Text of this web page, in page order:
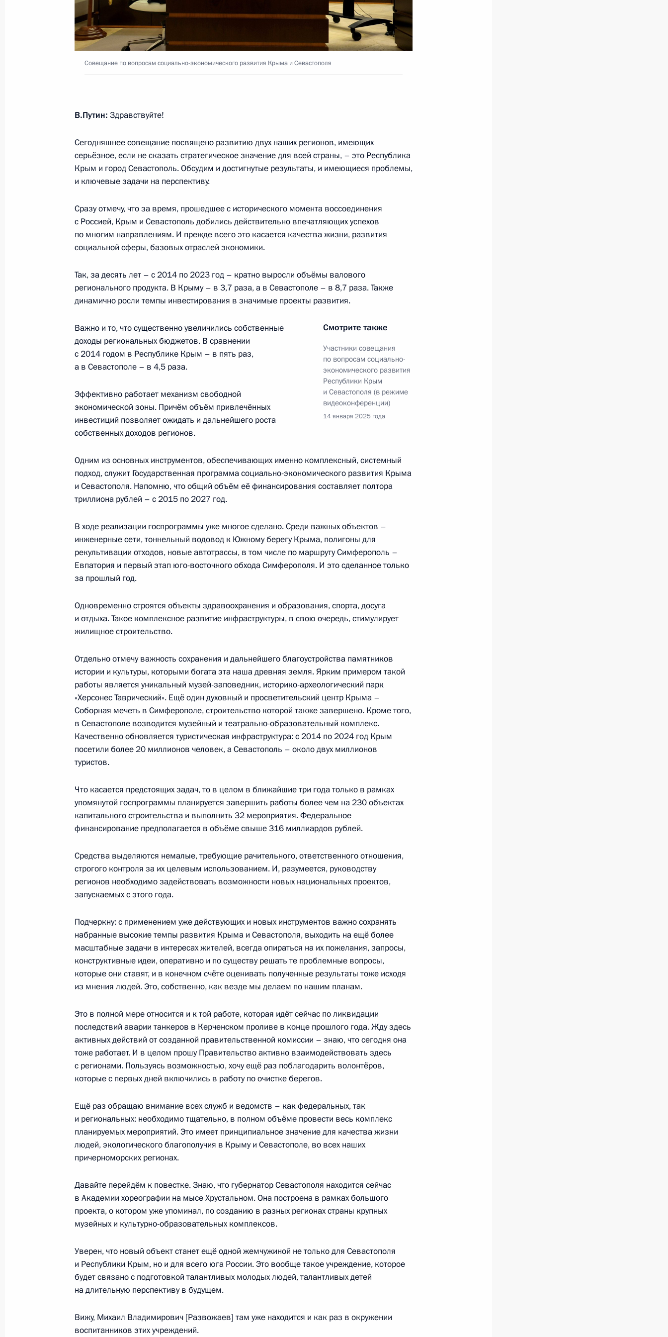
15 сентября 2025 года, 16:05
Совещание по вопросам социально-экономического развития
Крыма и Севастополя
18 апреля 2024 года, 17:15
Президенту доложено о ситуации со стихийными бедствиями
27 ноября 2023 года, 14:30
19 июля 2023 года, 20:45
Совещание по ситуации в районе Крымского моста
17 июля 2023 года, 20:00
Совещание с членами Правительства
4 июля 2023 года, 16:10
Крыма и Севастополя
17 марта 2023 года, 18:05
Рабочая поездка Марии Львовой-Беловой в новые субъекты
России, Крым и Севастополь
6 февраля 2023 года, 20:00
Совещание по вопросам восстановления жилой инфраструктуры
1 февраля 2023 года, 17:50
Совещание по вопросам социально-экономического развития
Крыма и Севастополя
17 марта 2022 года, 16:15
Совещание с членами Правительства
23 июня 2021 года, 16:00
Встреча с главой Республики Крым Сергеем Аксёновым
19 марта 2020 года, 11:00
Встреча с главой Республики Крым Сергеем Аксёновым
12 августа 2019 года, 13:30
Герман Клименко посетил Республику Крым
18 января 2018 года, 20:00
Открыт газопровод Краснодарский край – Крым
27 декабря 2016 года, 13:15
Встреча с главой Республики Крым Сергеем Аксёновым
12 ноября 2016 года, 16:20
Показать предыдущие материалы
Встреча с военнослужащими Военно-Морского Флота
26 июля 2026 года
Разделы сайта
России
События
Структура
Информационные
ресурсы
Президента России
Президент России
Текущий ресурс
Официальные
MAX
Правовая и
О портале
Совещание по вопросам социально-экономического развития Крыма и Севастополя
В.Путин: Здравствуйте!
Сегодняшнее совещание посвящено развитию двух наших регионов, имеющих
серьёзное, если не сказать стратегическое значение для всей страны, – это Республика
Крым и город Севастополь. Обсудим и достигнутые результаты, и имеющиеся проблемы,
и ключевые задачи на перспективу.
Сразу отмечу, что за время, прошедшее с исторического момента воссоединения
с Россией, Крым и Севастополь добились действительно впечатляющих успехов
по многим направлениям. И прежде всего это касается качества жизни, развития
социальной сферы, базовых отраслей экономики.
Так, за десять лет – с 2014 по 2023 год – кратно выросли объёмы валового
регионального продукта. В Крыму – в 3,7 раза, а в Севастополе – в 8,7 раза. Также
динамично росли темпы инвестирования в значимые проекты развития.
Смотрите также
Участники совещания
по вопросам социально-
экономического развития
Республики Крым
и Севастополя (в режиме
видеоконференции)
14 января 2025 года
Важно и то, что существенно увеличились собственные
доходы региональных бюджетов. В сравнении
с 2014 годом в Республике Крым – в пять раз,
а в Севастополе – в 4,5 раза.
Эффективно работает механизм свободной
экономической зоны. Причём объём привлечённых
инвестиций позволяет ожидать и дальнейшего роста
собственных доходов регионов.
Одним из основных инструментов, обеспечивающих именно комплексный, системный
подход, служит Государственная программа социально-экономического развития Крыма
и Севастополя. Напомню, что общий объём её финансирования составляет полтора
триллиона рублей – с 2015 по 2027 год.
В ходе реализации госпрограммы уже многое сделано. Среди важных объектов –
инженерные сети, тоннельный водовод к Южному берегу Крыма, полигоны для
рекультивации отходов, новые автотрассы, в том числе по маршруту Симферополь –
Евпатория и первый этап юго-восточного обхода Симферополя. И это сделанное только
за прошлый год.
Одновременно строятся объекты здравоохранения и образования, спорта, досуга
и отдыха. Такое комплексное развитие инфраструктуры, в свою очередь, стимулирует
жилищное строительство.
Отдельно отмечу важность сохранения и дальнейшего благоустройства памятников
истории и культуры, которыми богата эта наша древняя земля. Ярким примером такой
работы является уникальный музей-заповедник, историко-археологический парк
«Херсонес Таврический». Ещё один духовный и просветительский центр Крыма –
Соборная мечеть в Симферополе, строительство которой также завершено. Кроме того,
в Севастополе возводится музейный и театрально-образовательный комплекс.
Качественно обновляется туристическая инфраструктура: с 2014 по 2024 год Крым
посетили более 20 миллионов человек, а Севастополь – около двух миллионов
туристов.
Что касается предстоящих задач, то в целом в ближайшие три года только в рамках
упомянутой госпрограммы планируется завершить работы более чем на 230 объектах
капитального строительства и выполнить 32 мероприятия. Федеральное
финансирование предполагается в объёме свыше 316 миллиардов рублей.
Средства выделяются немалые, требующие рачительного, ответственного отношения,
строгого контроля за их целевым использованием. И, разумеется, руководству
регионов необходимо задействовать возможности новых национальных проектов,
запускаемых с этого года.
Подчеркну: с применением уже действующих и новых инструментов важно сохранять
набранные высокие темпы развития Крыма и Севастополя, выходить на ещё более
масштабные задачи в интересах жителей, всегда опираться на их пожелания, запросы,
конструктивные идеи, оперативно и по существу решать те проблемные вопросы,
которые они ставят, и в конечном счёте оценивать полученные результаты тоже исходя
из мнения людей. Это, собственно, как везде мы делаем по нашим планам.
Это в полной мере относится и к той работе, которая идёт сейчас по ликвидации
последствий аварии танкеров в Керченском проливе в конце прошлого года. Жду здесь
активных действий от созданной правительственной комиссии – знаю, что сегодня она
тоже работает. И в целом прошу Правительство активно взаимодействовать здесь
с регионами. Пользуясь возможностью, хочу ещё раз поблагодарить волонтёров,
которые с первых дней включились в работу по очистке берегов.
Ещё раз обращаю внимание всех служб и ведомств – как федеральных, так
и региональных: необходимо тщательно, в полном объёме провести весь комплекс
планируемых мероприятий. Это имеет принципиальное значение для качества жизни
людей, экологического благополучия в Крыму и Севастополе, во всех наших
причерноморских регионах.
Давайте перейдём к повестке. Знаю, что губернатор Севастополя находится сейчас
в Академии хореографии на мысе Хрустальном. Она построена в рамках большого
проекта, о котором уже упоминал, по созданию в разных регионах страны крупных
музейных и культурно-образовательных комплексов.
Уверен, что новый объект станет ещё одной жемчужиной не только для Севастополя
и Республики Крым, но и для всего юга России. Это вообще такое учреждение, которое
будет связано с подготовкой талантливых молодых людей, талантливых детей
на длительную перспективу в будущем.
Вижу, Михаил Владимирович [Развожаев] там уже находится и как раз в окружении
воспитанников этих учреждений.